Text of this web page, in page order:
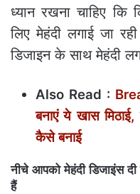
ध्यान रखना चाहिए
लिए मेहंदी लगाई जा
डिजाइन के साथ मेहंदी
Also Read :
बनाएं ये खास
कैसे बनाई
नीचे आपको मेहंदी डिजाइंस
हैं